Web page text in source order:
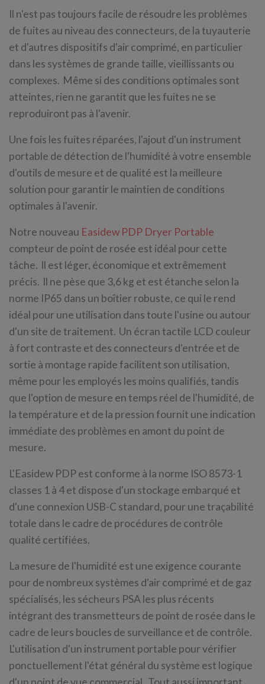
Il n'est pas toujours facile de résoudre les problèmes
de fuites au niveau des connecteurs, de la tuyauterie
et d'autres dispositifs d'air comprimé, en particulier
dans les systèmes de grande taille, vieillissants ou
complexes. Même si des conditions optimales sont
atteintes, rien ne garantit que les fuites ne se
reproduiront pas à l'avenir.
Une fois les fuites réparées, l'ajout d'un instrument
portable de détection de l'humidité à votre ensemble
d'outils de mesure et de qualité est la meilleure
solution pour garantir le maintien de conditions
optimales à l'avenir.
Notre nouveau Easidew PDP Dryer Portable
compteur de point de rosée est idéal pour cette
tâche. Il est léger, économique et extrêmement
précis. Il ne pèse que 3,6 kg et est étanche selon la
norme IP65 dans un boîtier robuste, ce qui le rend
idéal pour une utilisation dans toute l'usine ou autour
d'un site de traitement. Un écran tactile LCD couleur
à fort contraste et des connecteurs d'entrée et de
sortie à montage rapide facilitent son utilisation,
même pour les employés les moins qualifiés, tandis
que l'option de mesure en temps réel de l'humidité, de
la température et de la pression fournit une indication
immédiate des problèmes en amont du point de
mesure.
L'Easidew PDP est conforme à la norme ISO 8573-1
classes 1 à 4 et dispose d'un stockage embarqué et
d'une connexion USB-C standard, pour une traçabilité
totale dans le cadre de procédures de contrôle
qualité certifiées.
La mesure de l'humidité est une exigence courante
pour de nombreux systèmes d'air comprimé et de gaz
spécialisés, les sécheurs PSA les plus récents
intégrant des transmetteurs de point de rosée dans le
cadre de leurs boucles de surveillance et de contrôle.
L'utilisation d'un instrument portable pour vérifier
ponctuellement l'état général du système est logique